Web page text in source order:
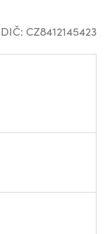
DIČ: CZ8412145423